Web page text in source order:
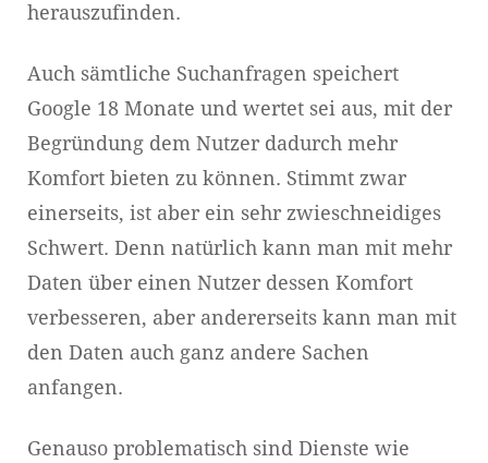
herauszufinden.
Auch sämtliche Suchanfragen speichert
Google 18 Monate und wertet sei aus, mit der
Begründung dem Nutzer dadurch mehr
Komfort bieten zu können. Stimmt zwar
einerseits, ist aber ein sehr zwieschneidiges
Schwert. Denn natürlich kann man mit mehr
Daten über einen Nutzer dessen Komfort
verbesseren, aber andererseits kann man mit
den Daten auch ganz andere Sachen
anfangen.
Genauso problematisch sind Dienste wie